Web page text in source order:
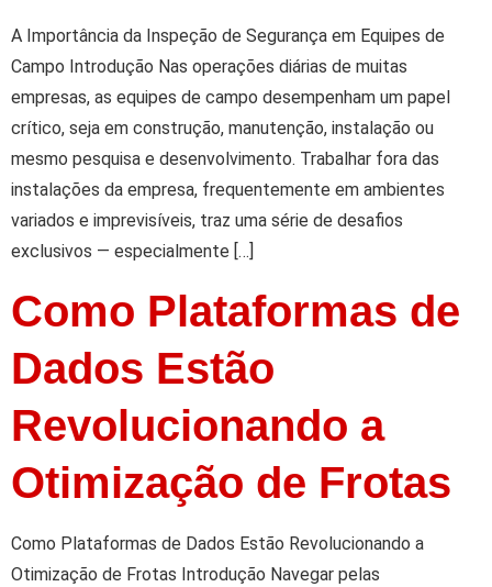
A Importância da Inspeção de Segurança em Equipes de
Campo Introdução Nas operações diárias de muitas
empresas, as equipes de campo desempenham um papel
crítico, seja em construção, manutenção, instalação ou
mesmo pesquisa e desenvolvimento. Trabalhar fora das
instalações da empresa, frequentemente em ambientes
variados e imprevisíveis, traz uma série de desafios
exclusivos — especialmente […]
Como Plataformas de
Dados Estão
Revolucionando a
Otimização de Frotas
Como Plataformas de Dados Estão Revolucionando a
Otimização de Frotas Introdução Navegar pelas